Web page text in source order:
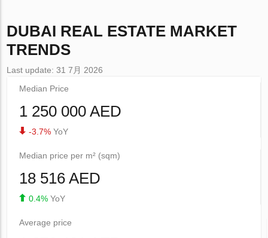
DUBAI REAL ESTATE MARKET
TRENDS
Last update: 31 7月 2026
Median Price
1 250 000 AED
-3.7% YoY
Median price per m² (sqm)
18 516 AED
0.4% YoY
Average price